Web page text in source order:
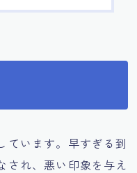
ています。早すぎる到
され、悪い印象を与え